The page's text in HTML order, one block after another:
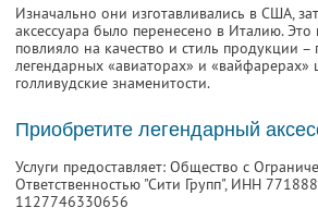
Изначально они изготавливались в США,
аксессуара было перенесено в Италию. Это
повлияло на качество и стиль продукции –
легендарных «авиаторах» и «вайфарерах»
голливудские знаменитости.
Приобретите легендарный
Услуги предоставляет: Общество с
Ответственностью "Сити Групп", ИНН
1127746330656